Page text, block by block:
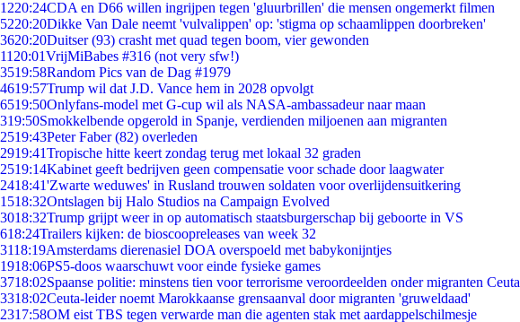
1220:24CDA en D66 willen ingrijpen tegen 'gluurbrillen' die mensen ongemerkt filmen
5220:20Dikke Van Dale neemt 'vulvalippen' op: 'stigma op schaamlippen doorbreken'
3620:20Duitser (93) crasht met quad tegen boom, vier gewonden
11 20:01VrijMiBabes #316 (not very sfw!)
3519:58Random Pics van de Dag #1979
4619:57Trump wil dat J.D. Vance hem in 2028 opvolgt
6519:50Onlyfans-model met G-cup wil als NASA-ambassadeur naar maan
319:50Smokkelbende opgerold in Spanje, verdienden miljoenen aan migranten
2519:43Peter Faber (82) overleden
2919:41Tropische hitte keert zondag terug met lokaal 32 graden
2519:14Kabinet geeft bedrijven geen compensatie voor schade door laagwater
2418:41'Zwarte weduwes' in Rusland trouwen soldaten voor overlijdensuitkering
1518:32Ontslagen bij Halo Studios na Campaign Evolved
3018:32Trump grijpt weer in op automatisch staatsburgerschap bij geboorte in VS
618:24Trailers kijken: de bioscoopreleases van week 32
3118:19Amsterdams dierenasiel DOA overspoeld met babykonijntjes
1918:06PS5-doos waarschuwt voor einde fysieke games
3718:02Spaanse politie: minstens tien voor terrorisme veroordeelden onder migranten Ceuta
3318:02Ceuta-leider noemt Marokkaanse grensaanval door migranten 'gruweldaad'
2317:58OM eist TBS tegen verwarde man die agenten stak met aardappelschilmesje